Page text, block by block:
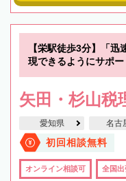
【栄駅徒歩3分】「
現できるようにサポ
矢田・杉山税
愛知県 名古
初回相談無料
オンライン相談可 全国